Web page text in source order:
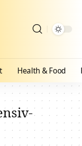
Health & Food